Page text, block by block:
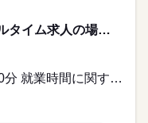
185,000円〜300,000円 ※フルタイム求人の場合は月額（換算額）、パート求人の場合は時間額を表示しています。
就業時間１ 8時10分〜17時10分 就業時間に関する特記事項 夜勤が可能な場合（本人の希望による。１８歳以上の方。）